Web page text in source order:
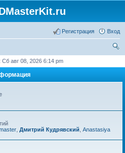
Вход
Регистрация
авг 08, 2026 6:14 pm
Дмитрий Кудрявский Anastasiya